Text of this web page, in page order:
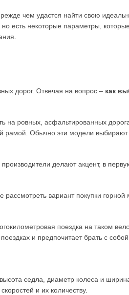
чем удастся найти свою
есть некоторые параметры, которые
дорог. Отвечая на вопрос – как
на ровных, асфальтированных
рамой. Обычно эти модели выбирают
делают акцент, в
вариант покупки горной
поездка на таком
и предпочитает брать с
седла, диаметр колеса и
и их количеству.